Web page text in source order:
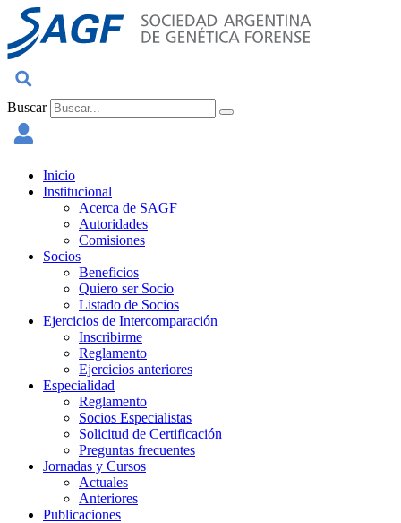
contenido
Buscar
Inicio
Institucional
Acerca de SAGF
Autoridades
Comisiones
Socios
Beneficios
Quiero ser Socio
Listado de Socios
Ejercicios de Intercomparación
Inscribirme
Reglamento
Ejercicios anteriores
Especialidad
Reglamento
Socios Especialistas
Solicitud de Certificación
Preguntas frecuentes
Jornadas y Cursos
Actuales
Anteriores
Publicaciones